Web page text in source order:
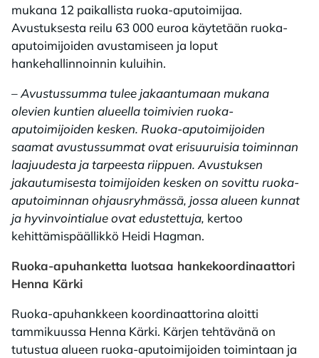
mukana 12 paikallista ruoka-aputoimijaa.
Avustuksesta reilu 63 000 euroa käytetään ruoka-
aputoimijoiden avustamiseen ja loput
hankehallinnoinnin kuluihin.
– Avustussumma tulee jakaantumaan mukana
olevien kuntien alueella toimivien ruoka-
aputoimijoiden kesken. Ruoka-aputoimijoiden
saamat avustussummat ovat erisuuruisia toiminnan
laajuudesta ja tarpeesta riippuen. Avustuksen
jakautumisesta toimijoiden kesken on sovittu ruoka-
aputoiminnan ohjausryhmässä, jossa alueen kunnat
ja hyvinvointialue ovat edustettuja, kertoo
kehittämispäällikkö Heidi Hagman.
Ruoka-apuhanketta luotsaa hankekoordinaattori
Henna Kärki
Ruoka-apuhankkeen koordinaattorina aloitti
tammikuussa Henna Kärki. Kärjen tehtävänä on
tutustua alueen ruoka-aputoimijoiden toimintaan ja